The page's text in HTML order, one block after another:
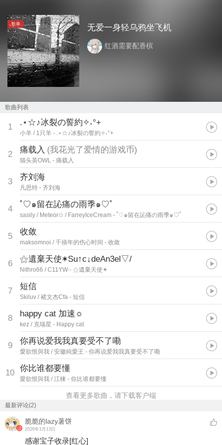
歌单
29012
无爱一身轻乌鸦坐飞机
红酒需要配香槟
歌曲列表
1 .⋆☆♪冰裂の誓約✧︎˖°+
小羊 / 1只羊 - .⋆☆♪冰裂の誓約✧︎˖°+
2 痛载入 (我花光了爱情的游戏币)
猫头英OWL - 痛载入
3 齐刘海
凡思特 - 齐刘海
4 ˚♡๑留在訫痛の雨季๑♡˚
sasily / Meteor✩ / FarreyIceCream - ˚♡๑留在訫痛の雨季๑♡˚
5 收敛
maksomnoi / 千禧年的伤心时间 - 收敛
6 ⚝遺棄天使✶Su↑c↓deAn3el▽/
Nithro66 / C11YW - ⚝遺棄天使✶
7 短信
Skiluv / 褚文杰Cfa - 短信
8 happy cat 加速☼
kez / 克瑞星 - Happy cat
9 你再说爱我我真要受不了嘞
愛欲恨與我 / 安徽純愛王 - 你再说爱我我真要受不了嘞
10 你比谁都要懂
愛欲恨與我 / 江棟 - 你比谁都要懂
查看更多歌曲，请下载客户端
最新评论(2)
脆脆的lazy薯饼
2026年1月13日
感谢宝子收录[红心]